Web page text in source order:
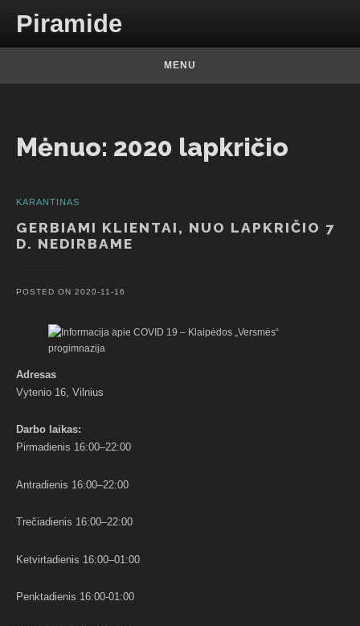
Piramide
MENU
Mėnuo: 2020 lapkričio
KARANTINAS
GERBIAMI KLIENTAI, NUO LAPKRIČIO 7
D. NEDIRBAME
POSTED ON 2020-11-16
Adresas
Vytenio 16, Vilnius
Darbo laikas:
Pirmadienis 16:00–22:00
Antradienis 16:00–22:00
Trečiadienis 16:00–22:00
Ketvirtadienis 16:00–01:00
Penktadienis 16:00-01:00